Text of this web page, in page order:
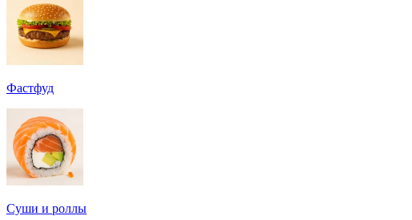
Фастфуд
Суши и роллы